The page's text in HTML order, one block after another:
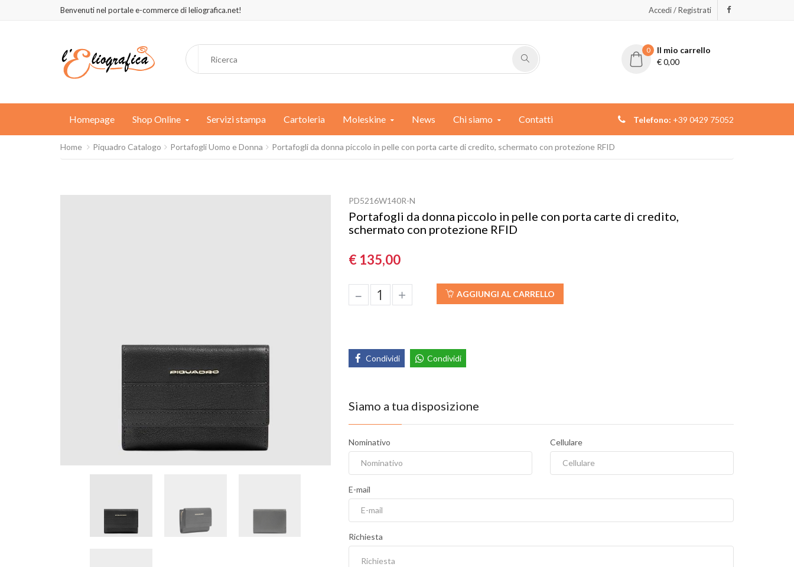
Benvenuti nel portale e-commerce di leliografica.net! Accedi / Registrati
0
Il mio carrello
€0,00
Homepage Shop Online Servizi stampa Cartoleria Moleskine News Chi siamo Contatti Telefono: +39 0429 75052
Home Piquadro Catalogo Portafogli Uomo e Donna Portafogli da donna piccolo in pelle con porta carte di credito, schermato con protezione RFID
PD5216W140R-N
Portafogli da donna piccolo in pelle con porta carte di credito,
schermato con protezione RFID
€ 135,00
– + AGGIUNGI AL CARRELLO
Condividi Condividi
Siamo a tua disposizione
Nominativo Cellulare
E-mail
Richiesta